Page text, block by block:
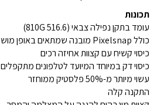
תכונות
עומד בתקן נפילה צבאי (810G 516.6)
כולל Pixelsnap מובנה שמתאים באופן מושלם לטעינה אלחוטית מהירה עד 15W
כיסוי קשיח עם קצוות אחיזה רכים
כיסוי דק במיוחד המיועד לטלפונים מתקפלים
עשוי מיותר מ-50% פלסטיק ממוחזר
התקנה קלה